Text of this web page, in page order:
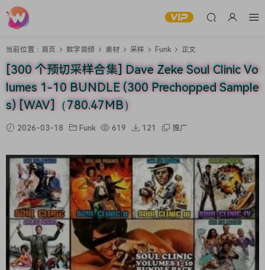
当前位置： 首页 数字音频 素材 采样 Funk 正文
[300 个预切采样合集] Dave Zeke Soul Clinic Vo
lumes 1-10 BUNDLE (300 Prechopped Sample
s) [WAV]（780.47MB）
2026-03-18 Funk 619 121 推广